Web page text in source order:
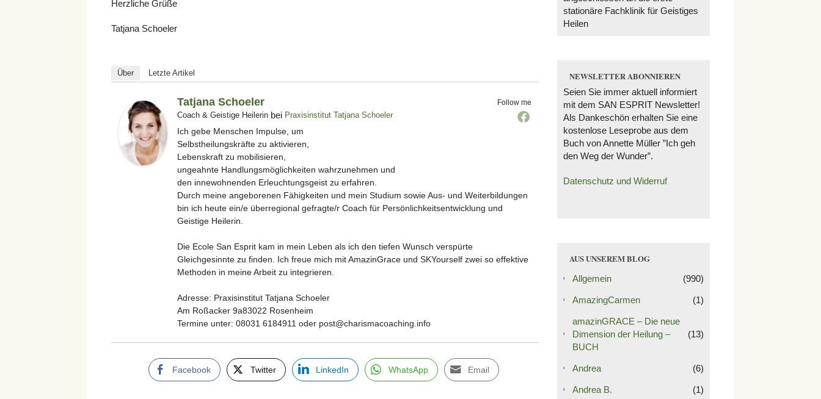
Herzliche Grüße
Tatjana Schoeler
Über Letzte Artikel
Follow me
Tatjana Schoeler
Coach & Geistige Heilerin bei Praxisinstitut Tatjana Schoeler
Ich gebe Menschen Impulse, um
Selbstheilungskräfte zu aktivieren,
Lebenskraft zu mobilisieren,
ungeahnte Handlungsmöglichkeiten wahrzunehmen und
den innewohnenden Erleuchtungsgeist zu erfahren.
Durch meine angeborenen Fähigkeiten und mein Studium sowie Aus- und Weiterbildungen
bin ich heute ein/e überregional gefragte/r Coach für Persönlichkeitsentwicklung und
Geistige Heilerin.
Die Ecole San Esprit kam in mein Leben als ich den tiefen Wunsch verspürte
Gleichgesinnte zu finden. Ich freue mich mit AmazinGrace und SKYourself zwei so effektive
Methoden in meine Arbeit zu integrieren.
Adresse: Praxisinstitut Tatjana Schoeler
Am Roßacker 9a83022 Rosenheim
Termine unter: 08031 6184911 oder post@charismacoaching.info
Facebook Twitter LinkedIn WhatsApp Email
stationäre Fachklinik für Geistiges
Heilen
NEWSLETTER ABONNIEREN
Seien Sie immer aktuell informiert
mit dem SAN ESPRIT Newsletter!
Als Dankeschön erhalten Sie eine
kostenlose Leseprobe aus dem
Buch von Annette Müller ”Ich geh
den Weg der Wunder”.
Datenschutz und Widerruf
AUS UNSEREM BLOG
Allgemein (990)
AmazingCarmen (1)
amazinGRACE – Die neue
Dimension der Heilung –
BUCH
(13)
Andrea (6)
Andrea B. (1)